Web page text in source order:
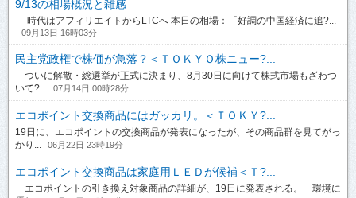
9/13の相場概況と雑感
時代はアフィリエイトからLTCへ 本日の相場：「好調の中国経済に追?...
09月13日 16時03分
民主党政権で株価が急落？＜ＴＯＫＹＯ株ニュー?...
ついに解散・総選挙が正式に決まり、8月30日に向けて株式市場もざわつ
いて?...
07月14日 00時28分
エコポイント交換商品にはガッカリ。＜ＴＯＫＹ?...
19日に、エコポイントの交換商品が発表になったが、その商品群を見てがっ
かり...
06月22日 23時19分
エコポイント交換商品は家庭用ＬＥＤが候補＜Ｔ?...
エコポイントの引き換え対象商品の詳細が、19日に発表される。 環境に